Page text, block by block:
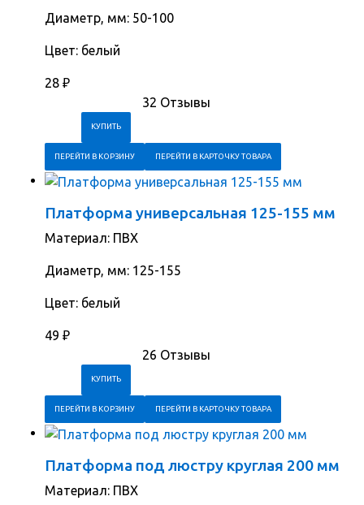
Диаметр, мм: 50-100
Цвет: белый
28 ₽
32 Отзывы
ПЕРЕЙТИ В КОРЗИНУ ПЕРЕЙТИ В КАРТОЧКУ ТОВАРА
Платформа универсальная 125-155 мм
Материал: ПВХ
Диаметр, мм: 125-155
Цвет: белый
49 ₽
26 Отзывы
ПЕРЕЙТИ В КОРЗИНУ ПЕРЕЙТИ В КАРТОЧКУ ТОВАРА
Платформа под люстру круглая 200 мм
Материал: ПВХ